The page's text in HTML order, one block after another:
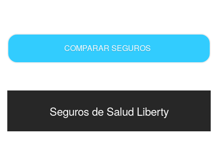
COMPARAR SEGUROS
Seguros de Salud Liberty